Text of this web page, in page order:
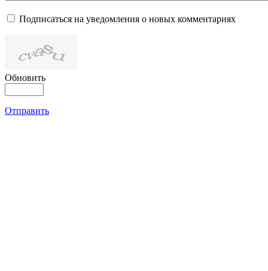
Подписаться на уведомления о новых комментариях
Обновить
Отправить